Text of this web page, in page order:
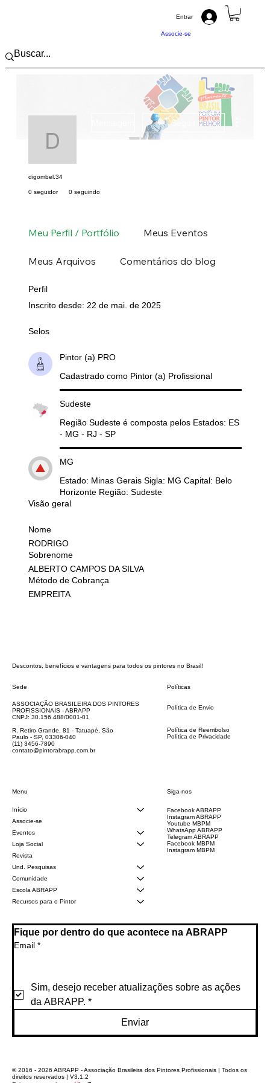
Associe-se
Entrar
digombel.34
Seguir
digombel.34
0 seguidor 0 seguindo
Meu Perfil / Portfólio Meus Eventos
Meus Arquivos Comentários do blog
Perfil
Inscrito desde: 22 de mai. de 2025
Selos
Pintor (a) PRO
Cadastrado como Pintor (a) Profissional
Sudeste
Região Sudeste é composta pelos Estados: ES
- MG - RJ - SP
MG
Estado: Minas Gerais Sigla: MG Capital: Belo
Horizonte Região: Sudeste
Visão geral
Nome
RODRIGO
Sobrenome
ALBERTO CAMPOS DA SILVA
Método de Cobrança
EMPREITA
Descontos, benefícios e vantagens para todos os pintores no Brasil!
Sede
ASSOCIAÇÃO BRASILEIRA DOS PINTORES
PROFISSIONAIS - ABRAPP
CNPJ: 30.156.488/0001-01
R. Retiro Grande, 81 - Tatuapé, São
Paulo - SP, 03306-040
(11) 3456-7890
contato@pintorabrapp.com.br
Menu
Início
Associe-se
Eventos
Loja Social
Revista
Und. Pesquisas
Comunidade
Escola ABRAPP
Recursos para o Pintor
Políticas
Política de Envio
Política de Reembolso
Política de Privacidade
Siga-nos
Facebook ABRAPP
Instagram ABRAPP
Youtube MBPM
WhatsApp ABRAPP
Telegram ABRAPP
Facebook MBPM
Instagram MBPM
Fique por dentro do que acontece na ABRAPP
Email *
Sim, desejo receber atualizações sobre as ações
da ABRAPP. *
Enviar
© 2016 - 2026 ABRAPP - Associação Brasileira dos Pintores Profissionais | Todos os
direitos reservados | V3.1.2